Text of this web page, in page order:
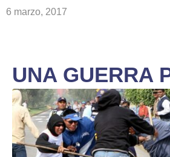
6 marzo, 2017
UNA GUERRA